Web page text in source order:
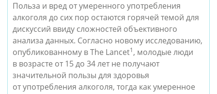
Польза и вред от умеренного употребления
алкоголя до сих пор остаются горячей темой для
дискуссий ввиду сложностей объективного
анализа данных. Согласно новому исследованию,
опубликованному в The Lancet1, молодые люди
в возрасте от 15 до 34 лет не получают
значительной пользы для здоровья
от употребления алкоголя, тогда как умеренное